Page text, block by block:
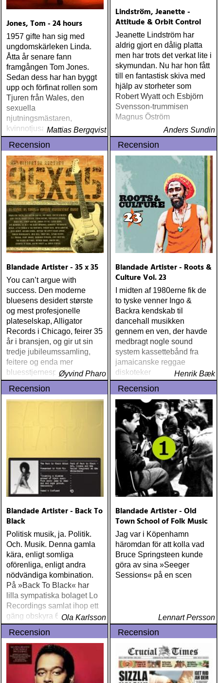
Jones, Tom - 24 hours
1957 gifte han sig med
ungdomskärleken Linda.
Åtta år senare fann
framgången Tom Jones.
Sedan dess har han byggt
upp och förfinat rollen som
Tjuren från Wales, den
sexuella
njutningsmästaren,
kvinnotjusaren som inte kan
få nog, mannen med hår på
bröstet och
passionsledaren i rösten
Mattias Bergqvist
Lindström, Jeanette -
Attitude & Orbit Control
Jeanette Lindström har
aldrig gjort en dålig platta
men har trots det verkat lite i
skymundan. Nu har hon fått
till en fantastisk skiva med
hjälp av storheter som
Robert Wyatt och Esbjörn
Svensson-trummisen
Magnus Öström
Anders Sundin
Recension
Blandade Artister - 35 x 35
You can’t argue with
success. Den moderne
bluesens desidert største
og mest profesjonelle
plateselskap, Alligator
Records i Chicago, feirer 35
år i bransjen, og gir ut sin
tredje jubileumssamling,
feitere og enda mer
bluesstjernespekket enn
30-årssamlingen og 20-
årssamlingen
Øyvind Pharo
Recension
Blandade Artister - Roots &
Culture Vol. 23
I midten af 1980erne fik de
to tyske venner Ingo &
Backra kendskab til
dancehall musikken
gennem en ven, der havde
medbragt nogle sound
system kassettebånd fra
jamaicanske reggae
diskoteker
Henrik Bæk
Recension
Blandade Artister - Back To
Black
Politisk musik, ja. Politik.
Och. Musik. Denna gamla
kära, enligt somliga
oförenliga, enligt andra
nödvändiga kombination.
På »Back To Black« har
lilla sympatiska bolaget Lo
Recordings samlat ihop ett
gäng obskyra 60- och 70-
talspärlor från det svarta
Amerikas bakgård
Ola Karlsson
Recension
Blandade Artister - Old
Town School of Folk Music
Jag var i Köpenhamn
häromdan för att kolla vad
Bruce Springsteen kunde
göra av sina »Seeger
Sessions« på en scen
Lennart Persson
Recension Recension